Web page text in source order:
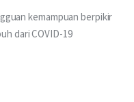
kemampuan berpikir
dari COVID-19